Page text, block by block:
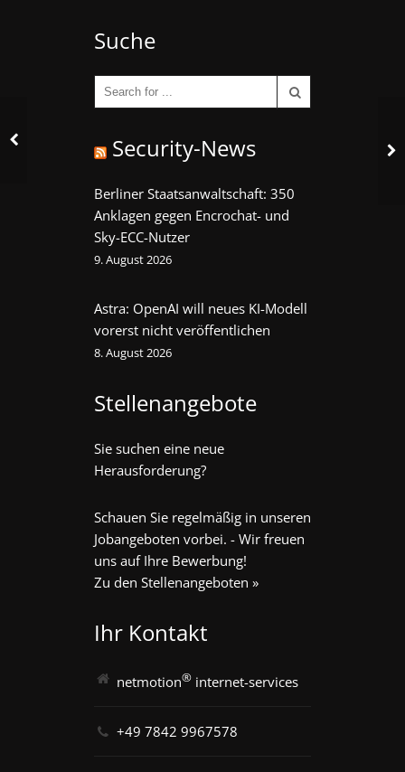
Suche
Security-News
Berliner Staatsanwaltschaft: 350
Anklagen gegen Encrochat- und
Sky-ECC-Nutzer
9. August 2026
Astra: OpenAI will neues KI-Modell
vorerst nicht veröffentlichen
8. August 2026
Stellenangebote
Sie suchen eine neue
Herausforderung?
Schauen Sie regelmäßig in unseren
Jobangeboten vorbei. - Wir freuen
uns auf Ihre Bewerbung!
Zu den Stellenangeboten »
Ihr Kontakt
netmotion® internet-services
+49 7842 9967578